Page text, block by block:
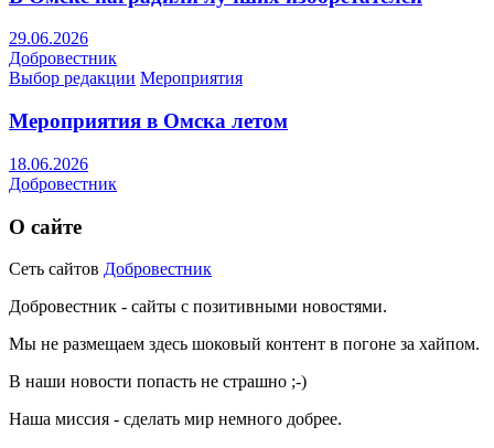
29.06.2026
Добровестник
Выбор редакции Мероприятия
Мероприятия в Омска летом
18.06.2026
Добровестник
О сайте
Сеть сайтов Добровестник
Добровестник - сайты с позитивными новостями.
Мы не размещаем здесь шоковый контент в погоне за хайпом.
В наши новости попасть не страшно ;-)
Наша миссия - сделать мир немного добрее.